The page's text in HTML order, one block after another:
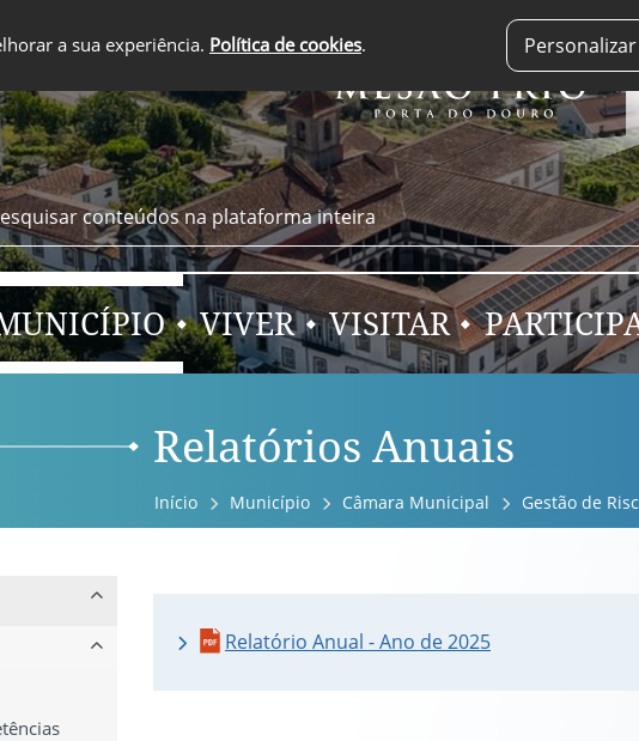
a sua experiência. Política de cookies. Personalizar
VIVER VISITAR
Relatórios Anuais
Início Município Câmara Municipal Gestão de
Relatório Anual - Ano de 2025